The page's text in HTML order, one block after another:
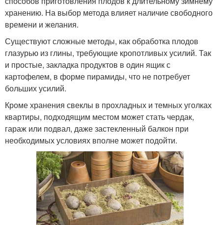
хранению. На выбор метода влияет наличие свободного
времени и желания.
Существуют сложные методы, как обработка плодов
глазурью из глины, требующие кропотливых усилий. Так
и простые, закладка продуктов в один ящик с
картофелем, в форме пирамиды, что не потребует
больших усилий.
Кроме хранения свеклы в прохладных и темных уголках
квартиры, подходящим местом может стать чердак,
гараж или подвал, даже застекленный балкон при
необходимых условиях вполне может подойти.